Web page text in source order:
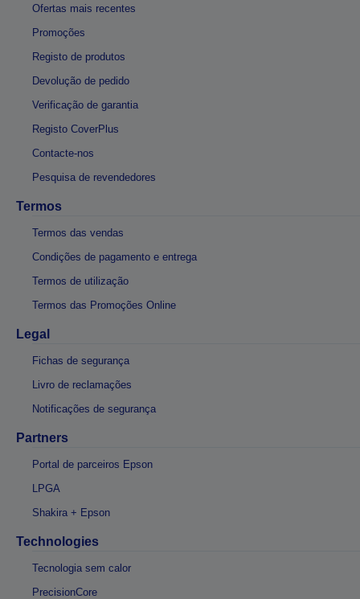
Ofertas mais recentes
Promoções
Registo de produtos
Devolução de pedido
Verificação de garantia
Registo CoverPlus
Contacte-nos
Pesquisa de revendedores
Termos
Termos das vendas
Condições de pagamento e entrega
Termos de utilização
Termos das Promoções Online
Legal
Fichas de segurança
Livro de reclamações
Notificações de segurança
Partners
Portal de parceiros Epson
LPGA
Shakira + Epson
Technologies
Tecnologia sem calor
PrecisionCore